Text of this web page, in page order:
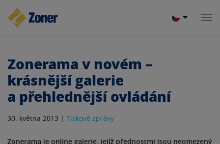
Zonerama v novém –
krásnější galerie
a přehlednější ovládání
30. května 2013 | Tiskové zprávy
Zonerama je online galerie, jejíž přednostmi jsou neomezený